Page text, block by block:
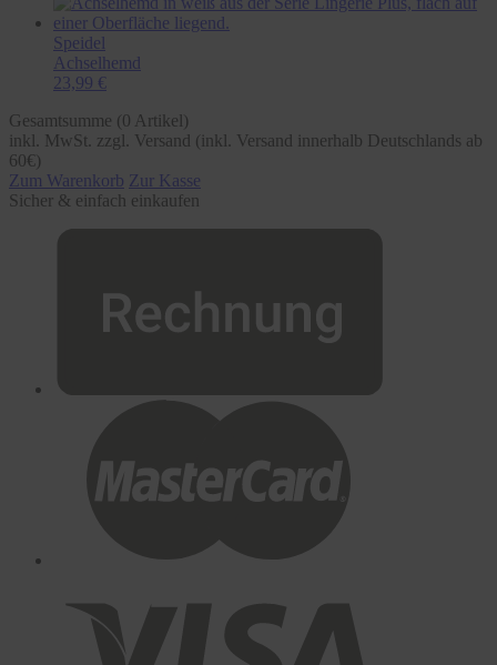
Speidel
Achselhemd
23,99 €
Gesamtsumme (0 Artikel)
inkl. MwSt. zzgl. Versand (inkl. Versand innerhalb Deutschlands ab
60€)
Zum Warenkorb Zur Kasse
Sicher & einfach einkaufen